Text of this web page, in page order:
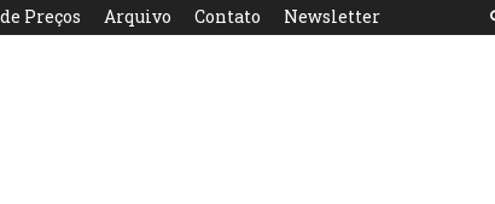
Preços Arquivo Contato Newsletter